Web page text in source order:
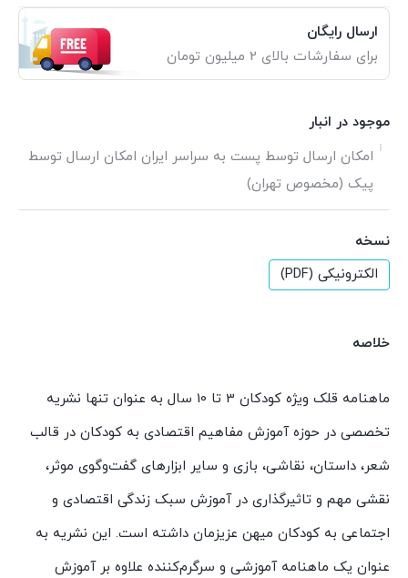
ارسال رایگان
برای سفارشات بالای 2 میلیون تومان
موجود در انبار
امکان ارسال توسط پست به سراسر ایران امکان ارسال توسط
پیک (مخصوص تهران)
نسخه
الکترونیکی (PDF)
خلاصه
ماهنامه قلک ویژه کودکان 3 تا 10 سال به عنوان تنها نشریه
تخصصی در حوزه آموزش مفاهیم اقتصادی به کودکان در قالب
شعر، داستان، نقاشی، بازی و سایر ابزارهای گفت‌وگوی موثر،
نقشی مهم و تاثیرگذاری در آموزش سبک زندگی اقتصادی و
اجتماعی به کودکان میهن عزیزمان داشته است. این نشریه به
عنوان یک ماهنامه آموزشی و سرگرم‌کننده علاوه بر آموزش